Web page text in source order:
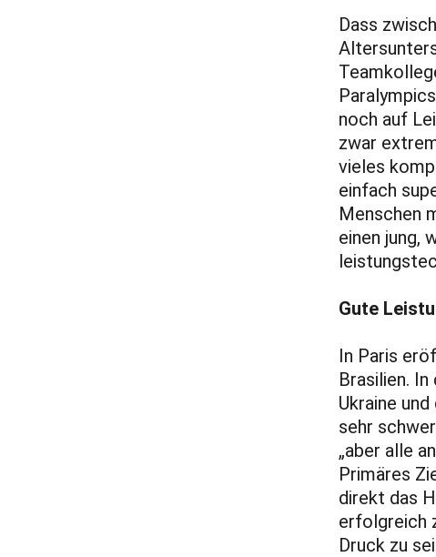
Dass
noch auf
zwar
vieles
einfach
Menschen
einen jung,
Gute
In Paris
Brasilien.
Ukraine
sehr
„aber alle
Primäres
direkt das
erfolgreich
Druck zu